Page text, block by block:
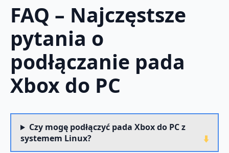
FAQ – Najczęstsze
pytania o
podłączanie pada
Xbox do PC
Czy mogę podłączyć pada Xbox do PC z
systemem Linux?